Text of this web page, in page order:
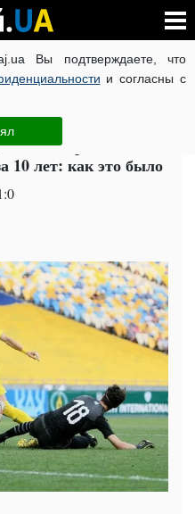
Вы подтверждаете, что
и согласны с
КОРОНАВИРУС В
ЧИТАТИ УКРАЇНСЬКОЮ
Мемориал
10 лет: как это было